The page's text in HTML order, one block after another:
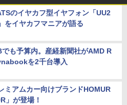
のイヤカフ型イヤフォン「UU2
をイヤカフマニアが語る
も予算内。産経新聞社がAMD R
を2千台導入
ミアムカー向けブランドHOMUR
」が登場！